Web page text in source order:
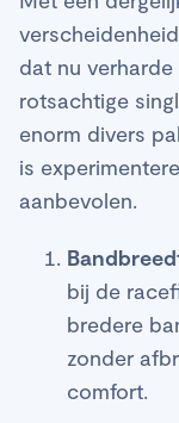
dat nu
rotsachtige
enorm divers
is
aanbevolen.
bij de
bredere
zonder
comfort.